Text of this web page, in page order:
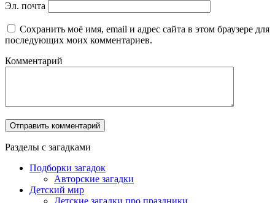
Эл. почта
Сохранить моё имя, email и адрес сайта в этом браузере для
последующих моих комментариев.
Комментарий
Разделы с загадками
Подборки загадок
Авторские загадки
Детский мир